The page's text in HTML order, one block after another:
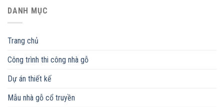
DANH MỤC
Trang chủ
Công trình thi công nhà gỗ
Dự án thiết kế
Mẫu nhà gỗ cổ truyền